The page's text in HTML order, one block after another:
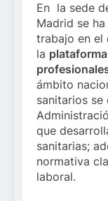
En la sede
Madrid se
trabajo en el
la
ámbito
sanitarios se
que
sanitarias;
normativa
laboral.